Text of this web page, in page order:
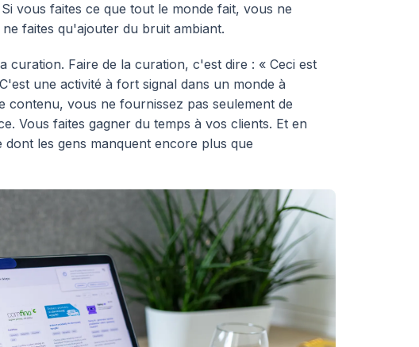
vous faites ce que tout le monde fait, vous ne
faites qu'ajouter du bruit ambiant.
curation. Faire de la curation, c'est dire : « Ceci est
une activité à fort signal dans un monde à
contenu, vous ne fournissez pas seulement de
Vous faites gagner du temps à vos clients. Et en
les gens manquent encore plus que